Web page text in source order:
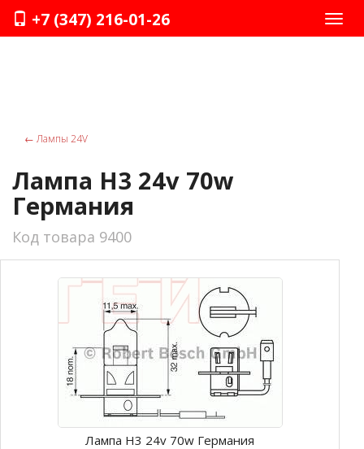
+7 (347) 216-01-26
←Лампы 24V
Лампа Н3 24v 70w
Германия
Код товара 9400
Лампа Н3 24v 70w Германия